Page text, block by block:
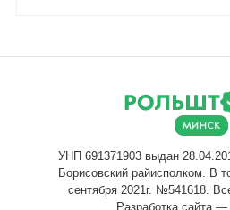
Разработка сайта —